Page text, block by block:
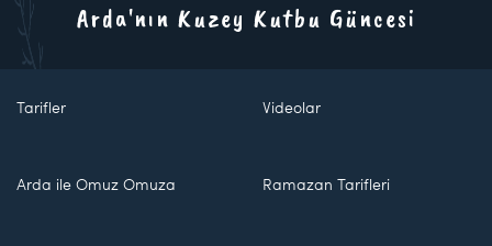
Arda'nın Kuzey Kutbu Güncesi
Tarifler Videolar
Arda ile Omuz Omuza Ramazan Tarifleri